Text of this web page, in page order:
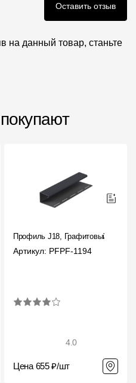
Оставить отзыв
на данный товар, станьте
Профиль J18, Графитовый
Артикул: PFPF-1194
4.0
Цена 655 ₽/шт